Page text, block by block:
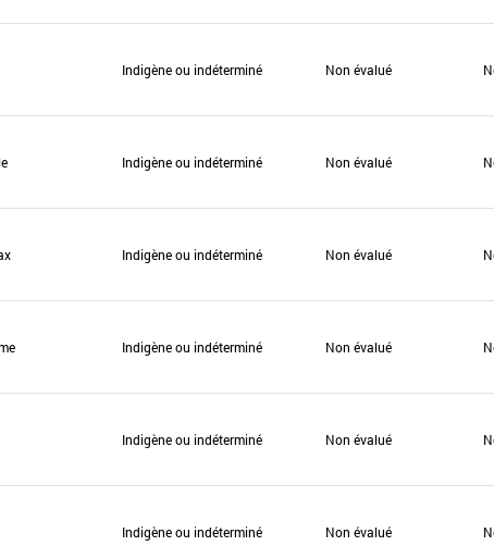
Indigène ou indéterminé Non évalué
Indigène ou indéterminé Non évalué
Indigène ou indéterminé Non évalué
Indigène ou indéterminé Non évalué
Indigène ou indéterminé Non évalué
Indigène ou indéterminé Non évalué